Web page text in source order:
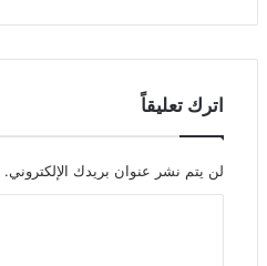
اترك تعليقاً
لن يتم نشر عنوان بريدك الإلكتروني.